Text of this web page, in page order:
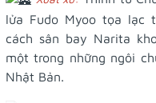
lửa Fudo Myoo tọa lạc
cách sân bay Narita
một trong những ngôi
Nhật Bản.